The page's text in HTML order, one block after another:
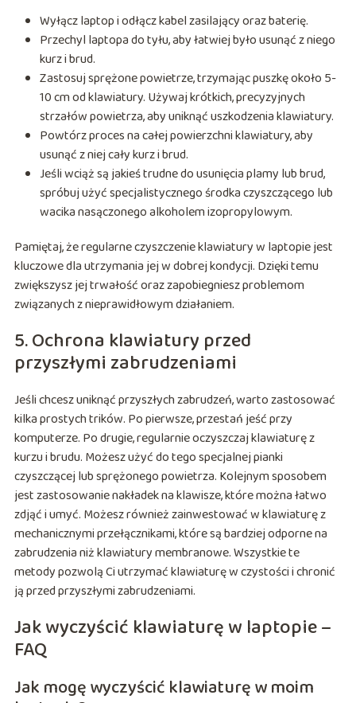
Wyłącz laptop i odłącz kabel zasilający oraz baterię.
Przechyl laptopa do tyłu, aby łatwiej było usunąć z niego
kurz i brud.
Zastosuj sprężone powietrze, trzymając puszkę około 5-
10 cm od klawiatury. Używaj krótkich, precyzyjnych
strzałów powietrza, aby uniknąć uszkodzenia klawiatury.
Powtórz proces na całej powierzchni klawiatury, aby
usunąć z niej cały kurz i brud.
Jeśli wciąż są jakieś trudne do usunięcia plamy lub brud,
spróbuj użyć specjalistycznego środka czyszczącego lub
wacika nasączonego alkoholem izopropylowym.
Pamiętaj, że regularne czyszczenie klawiatury w laptopie jest
kluczowe dla utrzymania jej w dobrej kondycji. Dzięki temu
zwiększysz jej trwałość oraz zapobiegniesz problemom
związanych z nieprawidłowym działaniem.
5. Ochrona klawiatury przed
przyszłymi zabrudzeniami
Jeśli chcesz uniknąć przyszłych zabrudzeń, warto zastosować
kilka prostych trików. Po pierwsze, przestań jeść przy
komputerze. Po drugie, regularnie oczyszczaj klawiaturę z
kurzu i brudu. Możesz użyć do tego specjalnej pianki
czyszczącej lub sprężonego powietrza. Kolejnym sposobem
jest zastosowanie nakładek na klawisze, które można łatwo
zdjąć i umyć. Możesz również zainwestować w klawiaturę z
mechanicznymi przełącznikami, które są bardziej odporne na
zabrudzenia niż klawiatury membranowe. Wszystkie te
metody pozwolą Ci utrzymać klawiaturę w czystości i chronić
ją przed przyszłymi zabrudzeniami.
Jak wyczyścić klawiaturę w laptopie –
FAQ
Jak mogę wyczyścić klawiaturę w moim